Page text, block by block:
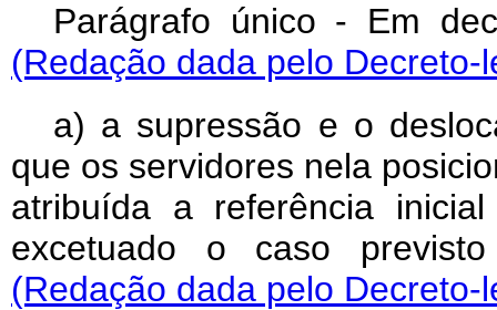
Parágrafo único - Em
(Redação dada pelo Decreto-
a) a supressão e o
que os servidores nela
atribuída a referência
excetuado o caso
(Redação dada pelo Decreto-